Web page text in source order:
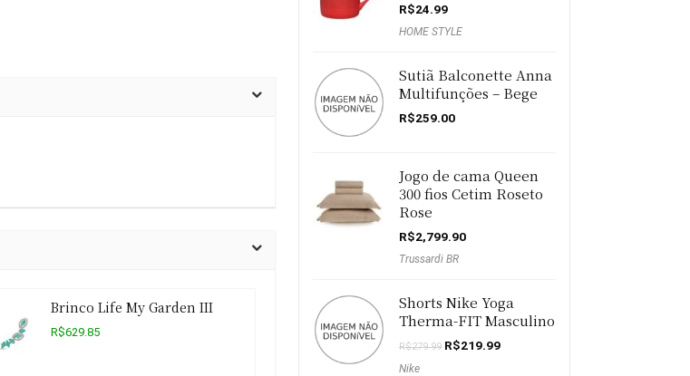
Brinco Life My Garden III
R$629.85
R$24.99
HOME STYLE
Sutiã Balconette Anna
Multifunções – Bege
R$259.00
Jogo de cama Queen
300 fios Cetim Roseto
Rose
R$2,799.90
Trussardi BR
Shorts Nike Yoga
Therma-FIT Masculino
R$279.99 O
R$219.99O
Nike